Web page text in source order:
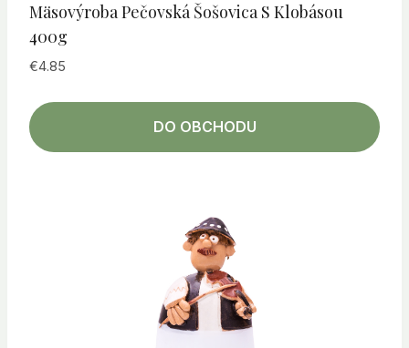
Mäsovýroba Pečovská Šošovica S Klobásou
400g
€4.85
DO OBCHODU